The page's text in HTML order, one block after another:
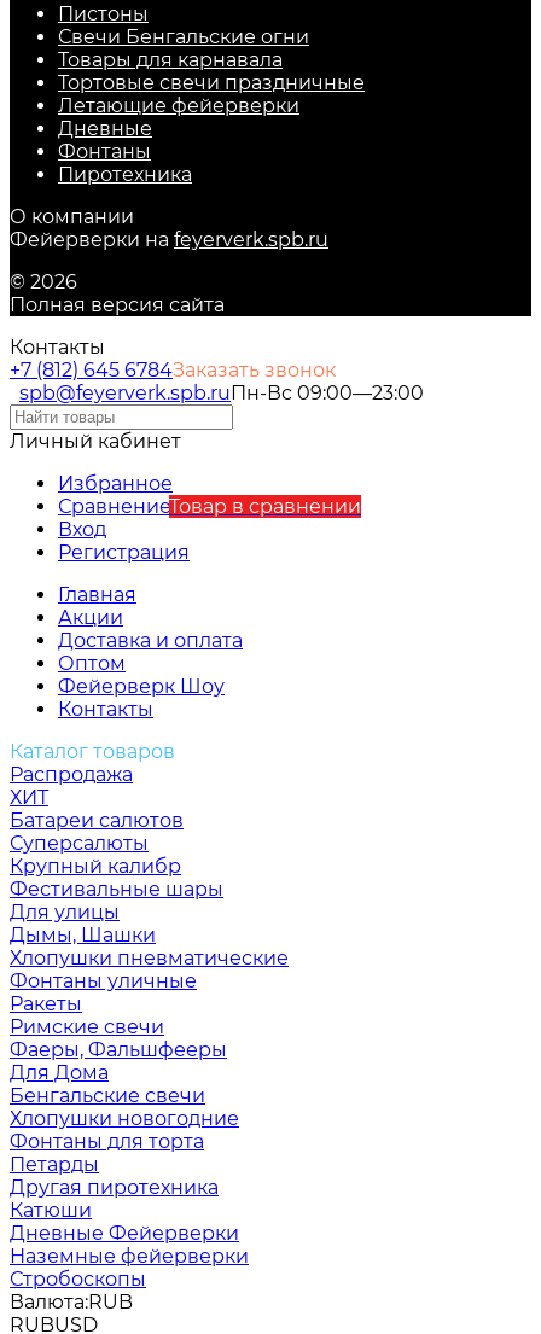
Пистоны
Свечи Бенгальские огни
Товары для карнавала
Тортовые свечи праздничные
Летающие фейерверки
Дневные
Фонтаны
Пиротехника
О компании
Фейерверки на feyerverk.spb.ru
© 2026
Полная версия сайта
Контакты
+7 (812) 645 6784Заказать звонок
spb@feyerverk.spb.ruПн-Вс 09:00—23:00
Личный кабинет
Избранное
СравнениеТовар в сравнении
Вход
Регистрация
Главная
Акции
Доставка и оплата
Оптом
Фейерверк Шоу
Контакты
Каталог товаров
Распродажа
ХИТ
Батареи салютов
Суперсалюты
Крупный калибр
Фестивальные шары
Для улицы
Дымы, Шашки
Хлопушки пневматические
Фонтаны уличные
Ракеты
Римские свечи
Фаеры, Фальшфееры
Для Дома
Бенгальские свечи
Хлопушки новогодние
Фонтаны для торта
Петарды
Другая пиротехника
Катюши
Дневные Фейерверки
Наземные фейерверки
Стробоскопы
Валюта:RUB
RUBUSD